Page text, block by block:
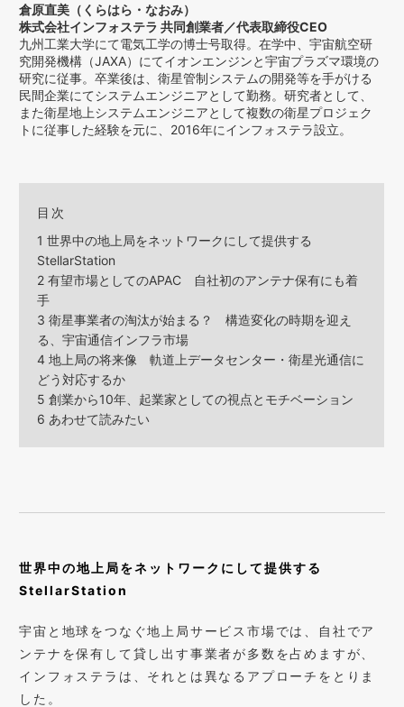
倉原直美（くらはら・なおみ）
株式会社インフォステラ 共同創業者／代表取締役CEO
九州工業大学にて電気工学の博士号取得。在学中、宇宙航空研
究開発機構（JAXA）にてイオンエンジンと宇宙プラズマ環境の
研究に従事。卒業後は、衛星管制システムの開発等を手がける
民間企業にてシステムエンジニアとして勤務。研究者として、
また衛星地上システムエンジニアとして複数の衛星プロジェク
トに従事した経験を元に、2016年にインフォステラ設立。
目次
1 世界中の地上局をネットワークにして提供する
StellarStation
2 有望市場としてのAPAC 自社初のアンテナ保有にも着
手
3 衛星事業者の淘汰が始まる？ 構造変化の時期を迎え
る、宇宙通信インフラ市場
4 地上局の将来像 軌道上データセンター・衛星光通信に
どう対応するか
5 創業から10年、起業家としての視点とモチベーション
6 あわせて読みたい
世界中の地上局をネットワークにして提供する
StellarStation
宇宙と地球をつなぐ地上局サービス市場では、自社でア
ンテナを保有して貸し出す事業者が多数を占めますが、
インフォステラは、それとは異なるアプローチをとりま
した。